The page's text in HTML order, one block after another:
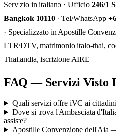
Servizio in italiano · Ufficio 246/1
Bangkok 10110 · Tel/WhatsApp
· Specializzato in Apostille
LTR/DTV, matrimonio italo-thai,
Thailandia, iscrizione AIRE
FAQ — Servizi Visto
Quali servizi offre iVC ai
Dove si trova l'Ambasciata
assiste?
Apostille Convenzione dell'Aia